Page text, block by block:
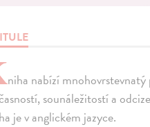
niha nabízí
sounáležitostí a
je v anglickém jazyce.